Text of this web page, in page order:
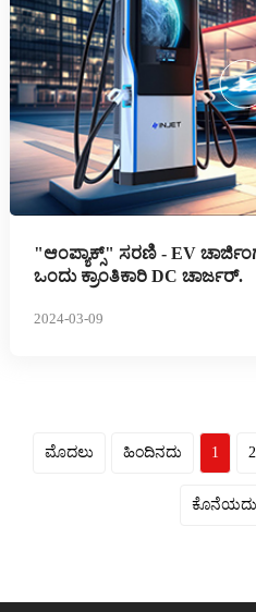
"ಆಂಪ್ಯಾಕ್ಸ್" ಸರಣಿ - EV
ಒಂದು ಕ್ರಾಂತಿಕಾರಿ DC ಚಾರ್ಜರ್.
2024-03-09
ಮೊದಲು ಹಿಂದಿನದು 1 2
ಕೊನೆಯದು